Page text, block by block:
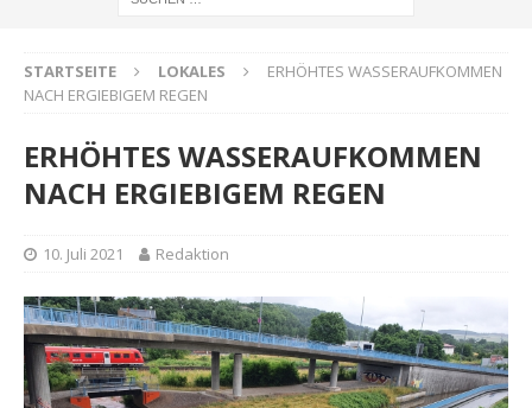
STARTSEITE LOKALES
ERHÖHTES WASSERAUFKOMMEN
NACH ERGIEBIGEM REGEN
ERHÖHTES WASSERAUFKOMMEN
NACH ERGIEBIGEM REGEN
10. Juli 2021 Redaktion